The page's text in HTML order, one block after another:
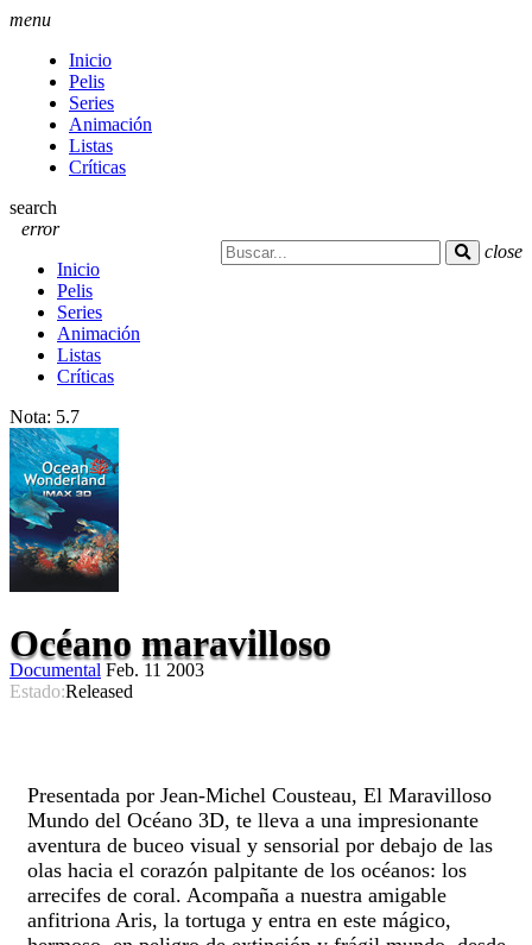
menu
Inicio
Pelis
Series
Animación
Listas
Críticas
search
error
close
Inicio
Pelis
Series
Animación
Listas
Críticas
Nota: 5.7
Océano maravilloso
Documental Feb. 11 2003
Estado:Released
Presentada por Jean-Michel Cousteau, El Maravilloso
Mundo del Océano 3D, te lleva a una impresionante
aventura de buceo visual y sensorial por debajo de las
olas hacia el corazón palpitante de los océanos: los
arrecifes de coral. Acompaña a nuestra amigable
anfitriona Aris, la tortuga y entra en este mágico,